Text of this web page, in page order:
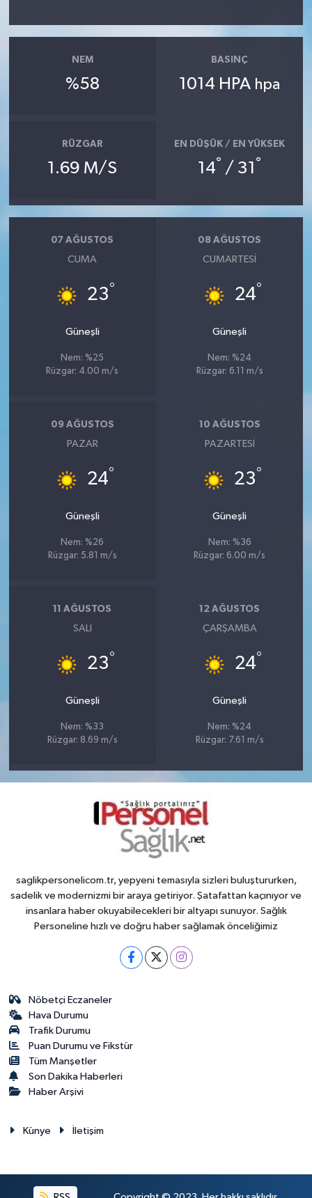
NEM
%58
BASINÇ
1014 HPA hpa
RÜZGAR
1.69 M/S
EN DÜŞÜK / EN YÜKSEK
14° / 31 °
07 AĞUSTOS
CUMA
23°
Güneşli
Nem: %25
Rüzgar: 4.00 m/s
08 AĞUSTOS
CUMARTESI
24°
Güneşli
Nem: %24
Rüzgar: 6.11 m/s
09 AĞUSTOS
PAZAR
24°
Güneşli
Nem: %26
Rüzgar: 5.81 m/s
10 AĞUSTOS
PAZARTESI
23°
Güneşli
Nem: %36
Rüzgar: 6.00 m/s
11 AĞUSTOS
SALI
23°
Güneşli
Nem: %33
Rüzgar: 8.69 m/s
12 AĞUSTOS
ÇARŞAMBA
24°
Güneşli
Nem: %24
Rüzgar: 7.61 m/s
saglikpersonelicom.tr, yepyeni temasıyla sizleri buluştururken,
sadelik ve modernizmi bir araya getiriyor. Şatafattan kaçınıyor ve
insanlara haber okuyabilecekleri bir altyapı sunuyor. Sağlık
Personeline hızlı ve doğru haber sağlamak önceliğimiz
Nöbetçi Eczaneler
Hava Durumu
Trafik Durumu
Puan Durumu ve Fikstür
Tüm Manşetler
Son Dakika Haberleri
Haber Arşivi
Künye İletişim